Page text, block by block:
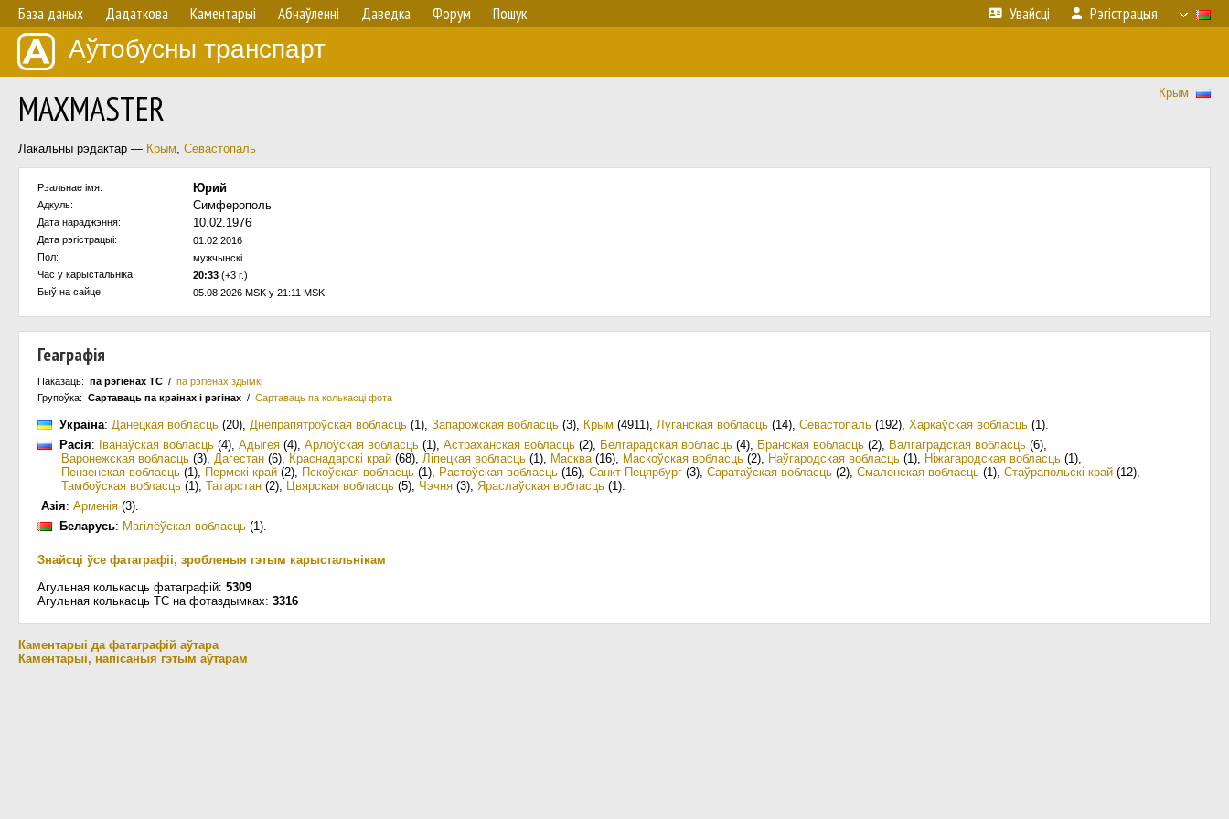
База даных Дадаткова Каментарыі Абнаўленнi Даведка Форум Пошук Увайсці Рэгістрацыя
Аўтобусны транспарт
Крым
MAXMASTER
Лакальны рэдактар — Крым, Севастопаль
Рэальнае імя: Юрий
Адкуль: Симферополь
Дата нараджэння: 10.02.1976
Дата рэгістрацыі:
01.02.2016
Пол:
мужчынскi
Час у карыстальнiка:
20:33 (+3 г.)
Быў на сайце:
05.08.2026 MSK у 21:11 MSK
Геаграфія
Паказаць: па рэгіёнах ТС / па рэгіёнах здымкі
Групоўка: Сартаваць па краiнах i рэгінах / Сартаваць па колькасцi фота
Украіна: Данецкая вобласць (20), Днепрапятроўская вобласць (1), Запарожская вобласць (3), Крым (4911), Луганская вобласць (14), Севастопаль (192), Харкаўская вобласць (1).
Расія: Іванаўская вобласць (4), Адыгея (4), Арлоўская вобласць (1), Астраханская вобласць (2), Белгарадская вобласць (4), Бранская вобласць (2), Валгаградская вобласць (6),
Варонежская вобласць (3), Дагестан (6), Краснадарскі край (68), Ліпецкая вобласць (1), Масква(16), Маскоўская вобласць (2), Наўгародская вобласць (1), Ніжагародская вобласць (1),
Пензенская вобласць (1), Пермскі край (2), Пскоўская вобласць (1), Растоўская вобласць (16), Санкт-Пецярбург (3), Саратаўская вобласць (2), Смаленская вобласць (1), Стаўрапольскі край (12),
Тамбоўская вобласць (1), Татарстан (2), Цвярская вобласць (5), Чэчня (3), Яраслаўская вобласць (1).
Азія: Арменія (3).
Беларусь: Магілёўская вобласць (1).
Знайсці ўсе фатаграфіі, зробленыя гэтым карыстальнікам
Агульная колькасць фатаграфій: 5309
Агульная колькасць ТС на фотаздымках: 3316
Каментарыі да фатаграфій аўтара
Каментарыі, напісаныя гэтым аўтарам